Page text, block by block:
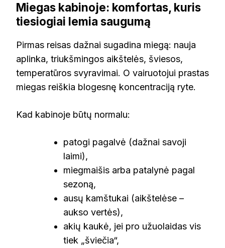
Miegas kabinoje: komfortas, kuris
tiesiogiai lemia saugumą
Pirmas reisas dažnai sugadina miegą: nauja
aplinka, triukšmingos aikštelės, šviesos,
temperatūros svyravimai. O vairuotojui prastas
miegas reiškia blogesnę koncentraciją ryte.
Kad kabinoje būtų normalu:
patogi pagalvė (dažnai savoji
laimi),
miegmaišis arba patalynė pagal
sezoną,
ausų kamštukai (aikštelėse –
aukso vertės),
akių kaukė, jei pro užuolaidas vis
tiek „šviečia“,